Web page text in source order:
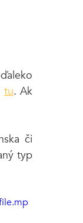
tu. Ak
či
typ